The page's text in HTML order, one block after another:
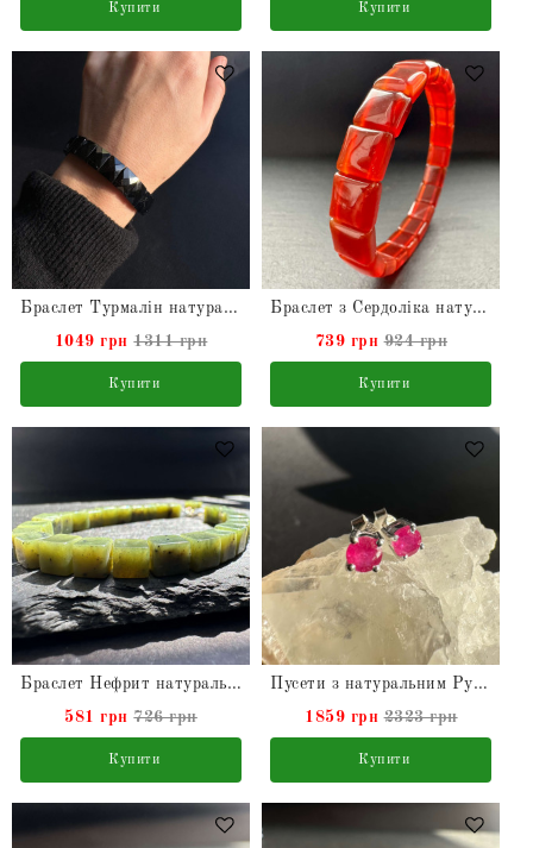
Купити Купити
Браслет Турмалін натуральний Чорний Шерл
1049 грн 1311 грн
Купити
Браслет з Сердоліка натурального
739 грн 924 грн
Купити
Браслет Нефрит натуральний
581 грн 726 грн
Купити
Пусети з натуральним Рубіном у сріблі
1859 грн 2323 грн
Купити